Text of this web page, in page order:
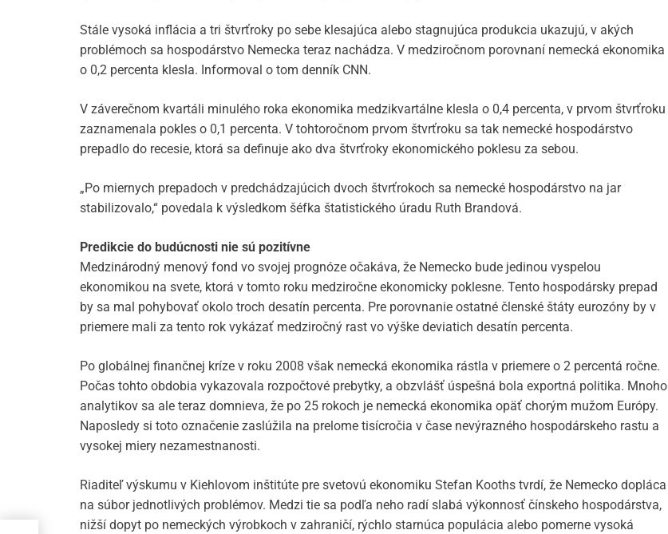
Stále vysoká inflácia a tri štvrťroky po sebe klesajúca alebo stagnujúca produkcia ukazujú, v akých
problémoch sa hospodárstvo Nemecka teraz nachádza. V medziročnom porovnaní nemecká ekonomika
o 0,2 percenta klesla. Informoval o tom denník CNN.
V záverečnom kvartáli minulého roka ekonomika medzikvartálne klesla o 0,4 percenta, v prvom štvrťroku
zaznamenala pokles o 0,1 percenta. V tohtoročnom prvom štvrťroku sa tak nemecké hospodárstvo
prepadlo do recesie, ktorá sa definuje ako dva štvrťroky ekonomického poklesu za sebou.
„Po miernych prepadoch v predchádzajúcich dvoch štvrťrokoch sa nemecké hospodárstvo na jar
stabilizovalo,“ povedala k výsledkom šéfka štatistického úradu Ruth Brandová.
Predikcie do budúcnosti nie sú pozitívne
Medzinárodný menový fond vo svojej prognóze očakáva, že Nemecko bude jedinou vyspelou
ekonomikou na svete, ktorá v tomto roku medziročne ekonomicky poklesne. Tento hospodársky prepad
by sa mal pohybovať okolo troch desatín percenta. Pre porovnanie ostatné členské štáty eurozóny by v
priemere mali za tento rok vykázať medziročný rast vo výške deviatich desatín percenta.
Po globálnej finančnej kríze v roku 2008 však nemecká ekonomika rástla v priemere o 2 percentá ročne.
Počas tohto obdobia vykazovala rozpočtové prebytky, a obzvlášť úspešná bola exportná politika. Mnoho
analytikov sa ale teraz domnieva, že po 25 rokoch je nemecká ekonomika opäť chorým mužom Európy.
Naposledy si toto označenie zaslúžila na prelome tisícročia v čase nevýrazného hospodárskeho rastu a
vysokej miery nezamestnanosti.
Riaditeľ výskumu v Kiehlovom inštitúte pre svetovú ekonomiku Stefan Kooths tvrdí, že Nemecko dopláca
na súbor jednotlivých problémov. Medzi tie sa podľa neho radí slabá výkonnosť čínskeho hospodárstva,
nižší dopyt po nemeckých výrobkoch v zahraničí, rýchlo starnúca populácia alebo pomerne vysoká